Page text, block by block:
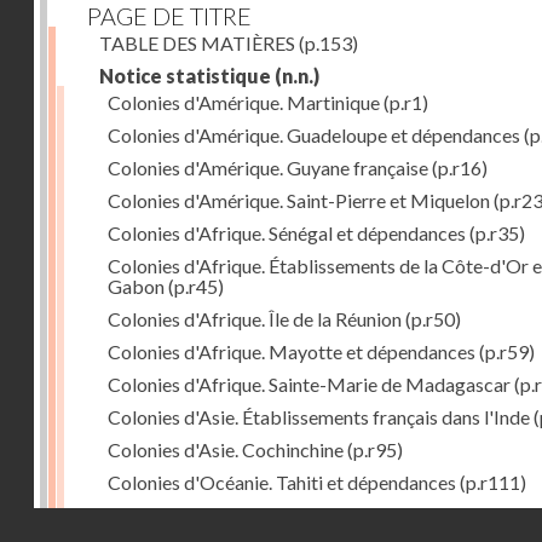
PAGE DE TITRE
TABLE DES MATIÈRES (p.153)
Notice statistique (n.n.)
Colonies d'Amérique. Martinique(p.r1)
Colonies d'Amérique. Guadeloupe et dépendances
Colonies d'Amérique. Guyane française(p.r16)
Colonies d'Amérique. Saint-Pierre et Miquelon
Colonies d'Afrique. Sénégal et dépendances (p.r35)
Colonies d'Afrique. Établissements de la Côte-d'Or
Gabon(p.r45)
Colonies d'Afrique. Île de la Réunion(p.r50)
Colonies d'Afrique. Mayotte et dépendances (p.r59)
Colonies d'Afrique. Sainte-Marie de Madagascar
Colonies d'Asie. Établissements français dans l'Inde
Colonies d'Asie. Cochinchine(p.r95)
Colonies d'Océanie. Tahiti et dépendances (p.r111)
Colonies d'Océanie. Nouvelle-Calédonie(p.r130)